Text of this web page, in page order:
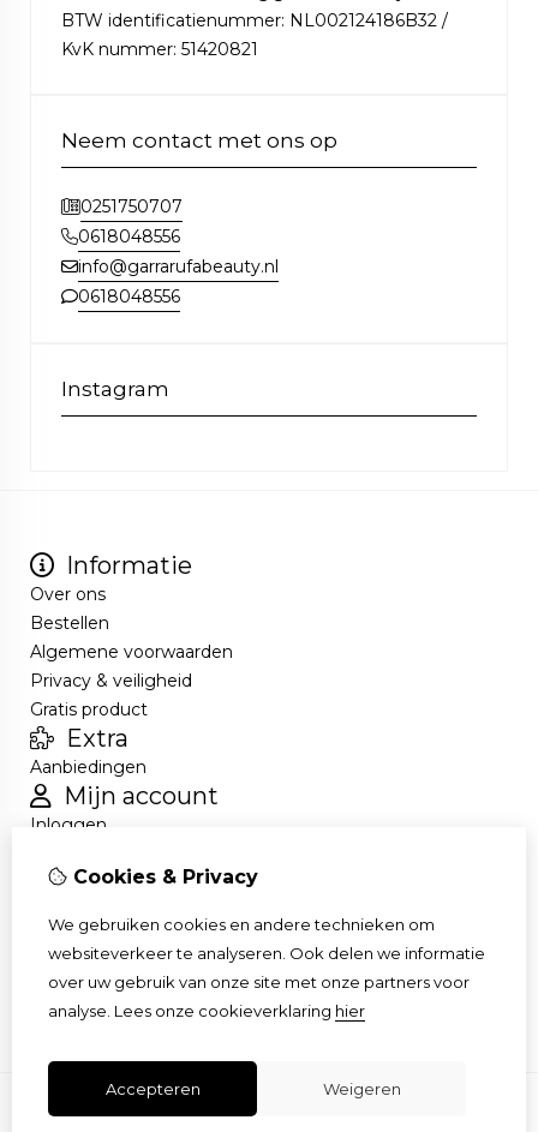
BTW identificatienummer: NL002124186B32 /
KvK nummer: 51420821
Neem contact met ons op
0251750707
0618048556
info@garrarufabeauty.nl
0618048556
Instagram
Informatie
Over ons
Bestellen
Algemene voorwaarden
Privacy & veiligheid
Gratis product
Extra
Aanbiedingen
Mijn account
Inloggen
Nieuwsbrief
Contact
Cookies & Privacy
We gebruiken cookies en andere technieken om
websiteverkeer te analyseren. Ook delen we informatie
over uw gebruik van onze site met onze partners voor
analyse. Lees onze cookieverklaring hier
Accepteren Weigeren